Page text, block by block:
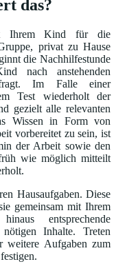
das?
Ihrem Kind für die
privat zu Hause
die Nachhilfestunde
nach anstehenden
fragt. Im Falle einer
Test wiederholt der
gezielt alle relevanten
Wissen in Form von
vorbereitet zu sein, ist
der Arbeit sowie den
wie möglich mitteilt
Hausaufgaben. Diese
gemeinsam mit Ihrem
entsprechende
Inhalte. Treten
weitere Aufgaben zum